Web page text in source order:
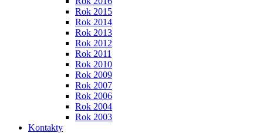
Rok 2015
Rok 2014
Rok 2013
Rok 2012
Rok 2011
Rok 2010
Rok 2009
Rok 2007
Rok 2006
Rok 2004
Rok 2003
Kontakty